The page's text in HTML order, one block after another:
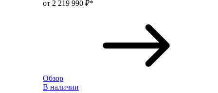
от 2 219 990 ₽*
Обзор
В наличии